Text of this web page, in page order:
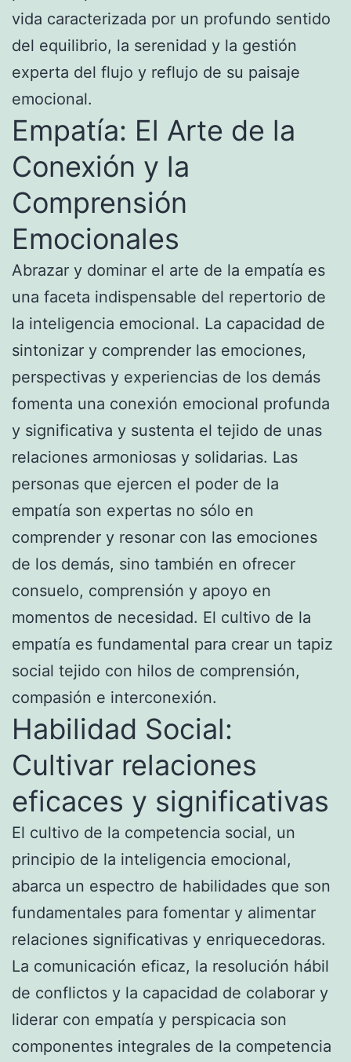
vida caracterizada por un profundo sentido
del equilibrio, la serenidad y la gestión
experta del flujo y reflujo de su paisaje
emocional.
Empatía: El Arte de la
Conexión y la
Comprensión
Emocionales
Abrazar y dominar el arte de la empatía es
una faceta indispensable del repertorio de
la inteligencia emocional. La capacidad de
sintonizar y comprender las emociones,
perspectivas y experiencias de los demás
fomenta una conexión emocional profunda
y significativa y sustenta el tejido de unas
relaciones armoniosas y solidarias. Las
personas que ejercen el poder de la
empatía son expertas no sólo en
comprender y resonar con las emociones
de los demás, sino también en ofrecer
consuelo, comprensión y apoyo en
momentos de necesidad. El cultivo de la
empatía es fundamental para crear un tapiz
social tejido con hilos de comprensión,
compasión e interconexión.
Habilidad Social:
Cultivar relaciones
eficaces y significativas
El cultivo de la competencia social, un
principio de la inteligencia emocional,
abarca un espectro de habilidades que son
fundamentales para fomentar y alimentar
relaciones significativas y enriquecedoras.
La comunicación eficaz, la resolución hábil
de conflictos y la capacidad de colaborar y
liderar con empatía y perspicacia son
componentes integrales de la competencia